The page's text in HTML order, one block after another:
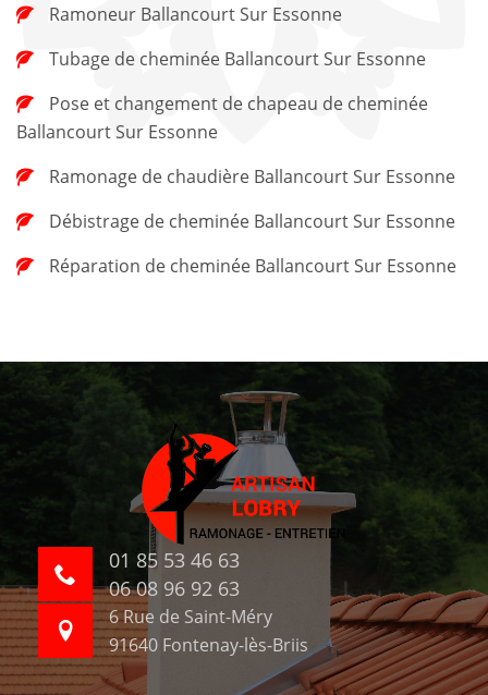
Ramoneur Ballancourt Sur Essonne
Tubage de cheminée Ballancourt Sur Essonne
Ballancourt Sur Essonne
Ramonage de chaudière Ballancourt Sur Essonne
Débistrage de cheminée Ballancourt Sur Essonne
Réparation de cheminée Ballancourt Sur Essonne
01 85 53 46 63
06 08 96 92 63
6 Rue de Saint-Méry
91640 Fontenay-lès-Briis